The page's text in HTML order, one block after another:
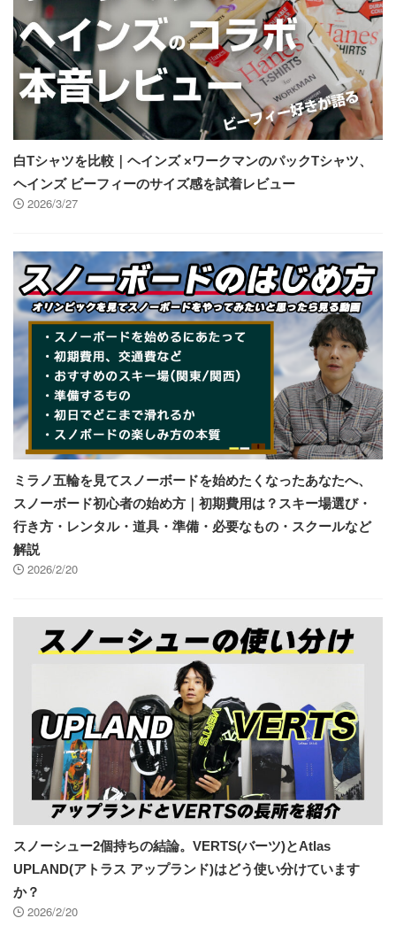
白Tシャツを比較｜ヘインズ ×ワークマンのパックTシャツ、
ヘインズ ビーフィーのサイズ感を試着レビュー
2026/3/27
ミラノ五輪を見てスノーボードを始めたくなったあなたへ、
スノーボード初心者の始め方｜初期費用は？スキー場選び・
行き方・レンタル・道具・準備・必要なもの・スクールなど
解説
2026/2/20
スノーシュー2個持ちの結論。VERTS(バーツ)とAtlas
UPLAND(アトラス アップランド)はどう使い分けています
か？
2026/2/20